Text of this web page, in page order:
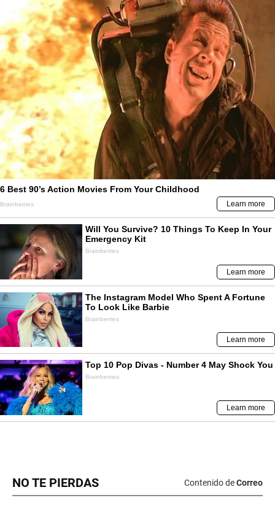
NO TE PIERDAS Contenido deCorreo